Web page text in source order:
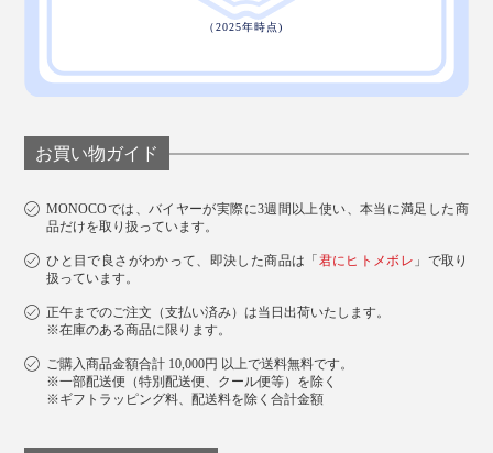
お買い物ガイド
MONOCOでは、バイヤーが実際に3週間以上使い、本当に満足した商
品だけを取り扱っています。
ひと目で良さがわかって、即決した商品は「君にヒトメボレ 」で取り
扱っています。
正午までのご注文（支払い済み）は当日出荷いたします。
※在庫のある商品に限ります。
ご購入商品金額合計 10,000円 以上で送料無料です。
※一部配送便（特別配送便、クール便等）を除く
※ギフトラッピング料、配送料を除く合計金額